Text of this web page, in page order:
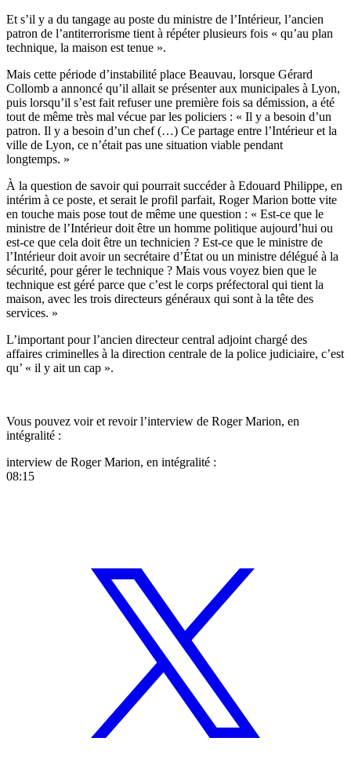
Et s’il y a du tangage au poste du ministre de l’Intérieur, l’ancien
patron de l’antiterrorisme tient à répéter plusieurs fois « qu’au plan
technique, la maison est tenue ».
Mais cette période d’instabilité place Beauvau, lorsque Gérard
Collomb a annoncé qu’il allait se présenter aux municipales à Lyon,
puis lorsqu’il s’est fait refuser une première fois sa démission, a été
tout de même très mal vécue par les policiers : « Il y a besoin d’un
patron. Il y a besoin d’un chef (…) Ce partage entre l’Intérieur et la
ville de Lyon, ce n’était pas une situation viable pendant
longtemps. »
À la question de savoir qui pourrait succéder à Edouard Philippe, en
intérim à ce poste, et serait le profil parfait, Roger Marion botte vite
en touche mais pose tout de même une question : « Est-ce que le
ministre de l’Intérieur doit être un homme politique aujourd’hui ou
est-ce que cela doit être un technicien ? Est-ce que le ministre de
l’Intérieur doit avoir un secrétaire d’État ou un ministre délégué à la
sécurité, pour gérer le technique ? Mais vous voyez bien que le
technique est géré parce que c’est le corps préfectoral qui tient la
maison, avec les trois directeurs généraux qui sont à la tête des
services. »
L’important pour l’ancien directeur central adjoint chargé des
affaires criminelles à la direction centrale de la police judiciaire, c’est
qu’ « il y ait un cap ».
Vous pouvez voir et revoir l’interview de Roger Marion, en
intégralité :
interview de Roger Marion, en intégralité :
08:15